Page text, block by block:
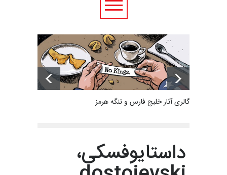
گالری آثار خلیج فارس و تنگه هرمز
داستایوفسکی،